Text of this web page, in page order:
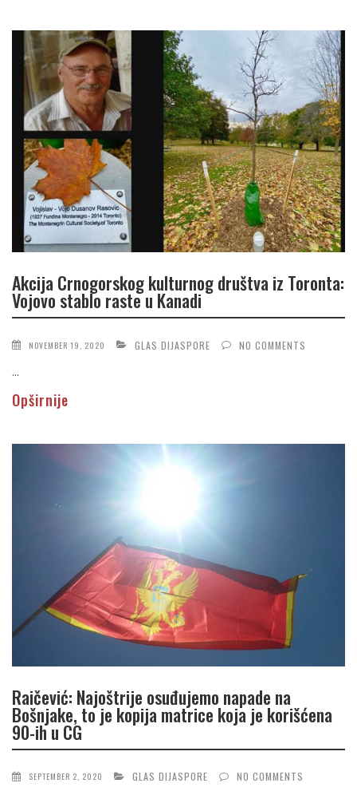
Akcija Crnogorskog kulturnog društva iz Toronta:
Vojovo stablo raste u Kanadi
NOVEMBER 19, 2020 GLAS DIJASPORE NO COMMENTS
...
Opširnije
Raičević: Najoštrije osuđujemo napade na
Bošnjake, to je kopija matrice koja je korišćena
90-ih u CG
SEPTEMBER 2, 2020 GLAS DIJASPORE NO COMMENTS